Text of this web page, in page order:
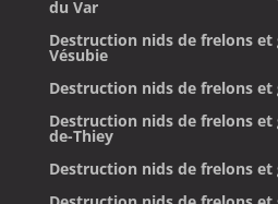
du Var
Destruction nids de frelons et
Vésubie
Destruction nids de frelons et
Destruction nids de frelons et
de-Thiey
Destruction nids de frelons et